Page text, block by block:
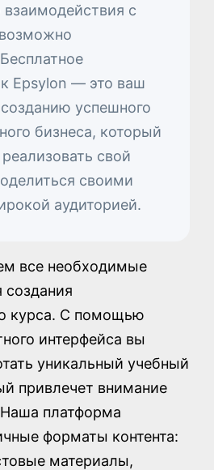
взаимодействия с
Epsylon — это ваш
успешного
бизнеса, который
свой
своими
аудиторией.
все необходимые
курса. С помощью
интерфейса вы
уникальный учебный
привлечет внимание
платформа
форматы контента:
материалы,